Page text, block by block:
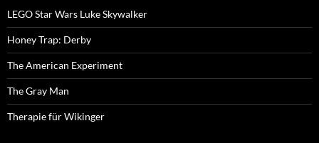
LEGO Star Wars Luke Skywalker
Honey Trap: Derby
The American Experiment
The Gray Man
Therapie für Wikinger